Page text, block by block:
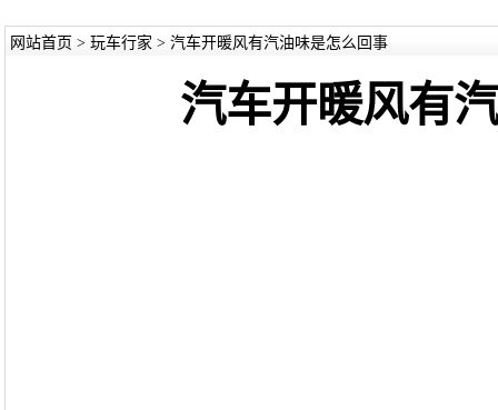
网站首页 > 玩车行家 > 汽车开暖风有汽油味是怎么回事
汽车开暖风有